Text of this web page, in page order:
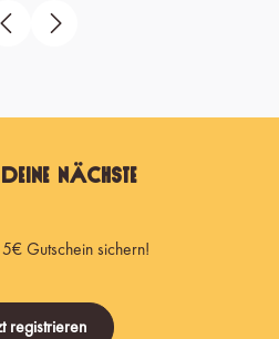
nächste
Gutschein sichern!
registrieren